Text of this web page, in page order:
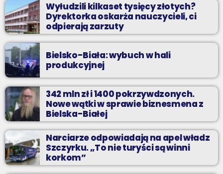
Wyłudzili kilkaset tysięcy złotych?
Dyrektorka oskarża nauczycieli, ci
odpierają zarzuty
Bielsko-Biała: wybuch w hali
produkcyjnej
342 mln zł i 1400 pokrzywdzonych.
Nowe wątki w sprawie biznesmena z
Bielska-Białej
Narciarze odpowiadają na apel władz
Szczyrku. „To nie turyści są winni
korkom”